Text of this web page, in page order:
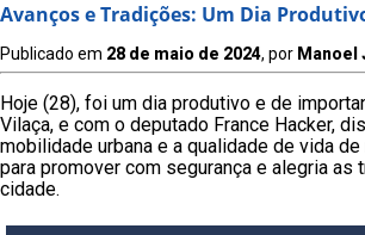
Avanços e Tradições: Um Dia
Publicado em 28 de maio de 2024, por Manoel
Hoje (28), foi um dia produtivo e de
Vilaça, e com o deputado France Hacker,
mobilidade urbana e a qualidade de vida
para promover com segurança e alegria
cidade.